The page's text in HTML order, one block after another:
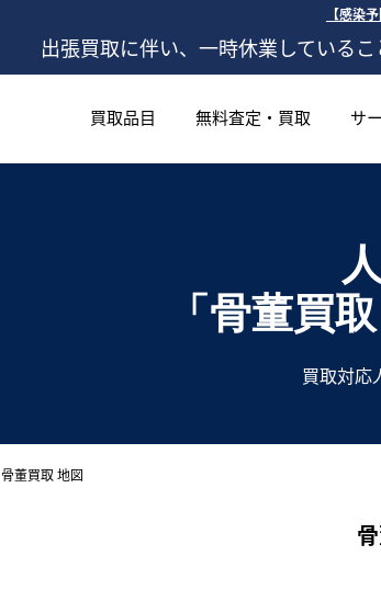
【感染
出張買取に伴い、一時休業している
買取品目 無料査定・買取 サ
「骨董買
買取対応
骨董買取 地図